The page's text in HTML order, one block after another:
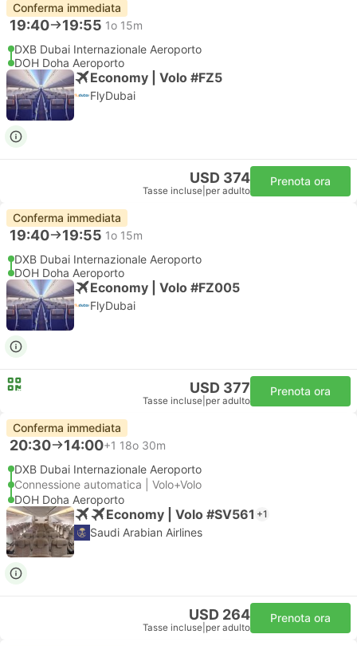
Conferma immediata
19:40 19:55 1o 15m
DXB Dubai Internazionale Aeroporto
DOH Doha Aeroporto
Economy | Volo #FZ5
FlyDubai
USD 374
Tasse incluse per adulto
Prenota ora
Conferma immediata
19:40 19:55 1o 15m
DXB Dubai Internazionale Aeroporto
DOH Doha Aeroporto
Economy | Volo #FZ005
FlyDubai
USD 377
Tasse incluse per adulto
Prenota ora
Conferma immediata
20:30 14:00+1 18o 30m
DXB Dubai Internazionale Aeroporto
Connessione automatica | Volo+Volo
DOH Doha Aeroporto
Economy | Volo #SV561 +1
Saudi Arabian Airlines
USD 264
Tasse incluse per adulto
Prenota ora